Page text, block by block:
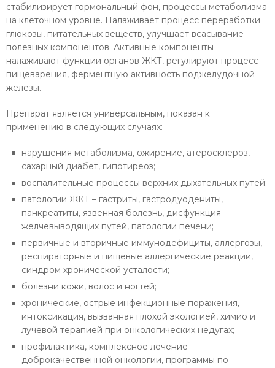
стабилизирует гормональный фон, процессы метаболизма
на клеточном уровне. Налаживает процесс переработки
глюкозы, питательных веществ, улучшает всасывание
полезных компонентов. Активные компоненты
налаживают функции органов ЖКТ, регулируют процесс
пищеварения, ферментную активность поджелудочной
железы.
Препарат является универсальным, показан к
применению в следующих случаях:
нарушения метаболизма, ожирение, атеросклероз,
сахарный диабет, гипотиреоз;
воспалительные процессы верхних дыхательных путей;
патологии ЖКТ – гастриты, гастродуодениты,
панкреатиты, язвенная болезнь, дисфункция
желчевыводящих путей, патологии печени;
первичные и вторичные иммунодефициты, аллергозы,
респираторные и пищевые аллергические реакции,
синдром хронической усталости;
болезни кожи, волос и ногтей;
хронические, острые инфекционные поражения,
интоксикация, вызванная плохой экологией, химио и
лучевой терапией при онкологических недугах;
профилактика, комплексное лечение
доброкачественной онкологии, программы по